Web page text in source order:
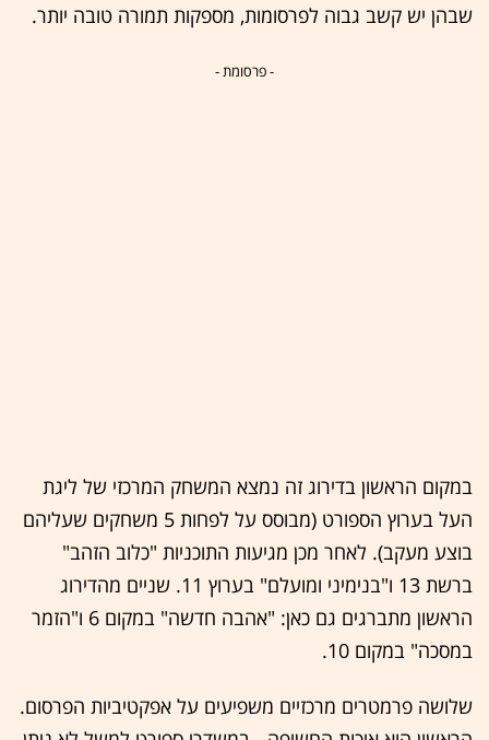
שבהן יש קשב גבוה לפרסומות, מספקות תמורה טובה יותר.
- פרסומת -
במקום הראשון בדירוג זה נמצא המשחק המרכזי של ליגת
העל בערוץ הספורט (מבוסס על לפחות 5 משחקים שעליהם
בוצע מעקב). לאחר מכן מגיעות התוכניות "כלוב הזהב"
ברשת 13 ו"בנימיני ומועלם" בערוץ 11. שניים מהדירוג
הראשון מתברגים גם כאן: "אהבה חדשה" במקום 6 ו"הזמר
במסכה" במקום 10.
שלושה פרמטרים מרכזיים משפיעים על אפקטיביות הפרסום.